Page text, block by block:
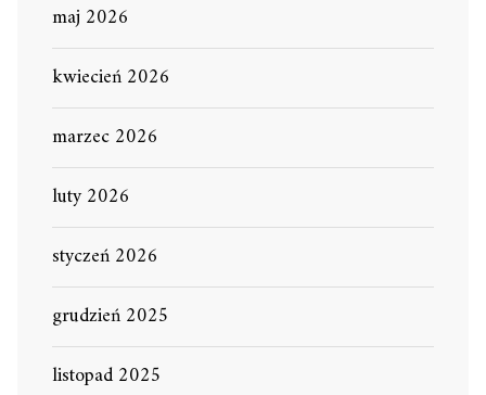
maj 2026
kwiecień 2026
marzec 2026
luty 2026
styczeń 2026
grudzień 2025
listopad 2025